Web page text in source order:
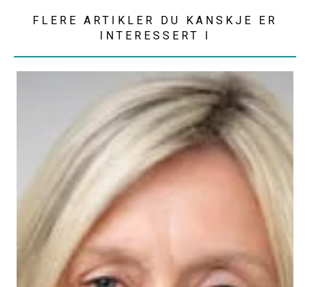
FLERE ARTIKLER DU KANSKJE ER
INTERESSERT I